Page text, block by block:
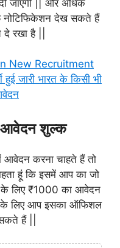
जाएगी || और अधिक
नोटिफिकेशन देख सकते हैं
रखा है ||
New Recruitment
जारी भारत के किसी भी
आवेदन शुल्क
आवेदन करना चाहते हैं तो
हूं कि इसमें आप का जो
लिए ₹1000 का आवेदन
लिए आप इसका ऑफिशल
हैं ||